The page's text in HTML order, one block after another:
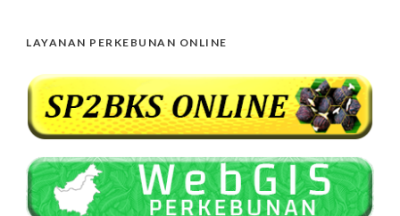
LAYANAN PERKEBUNAN ONLINE